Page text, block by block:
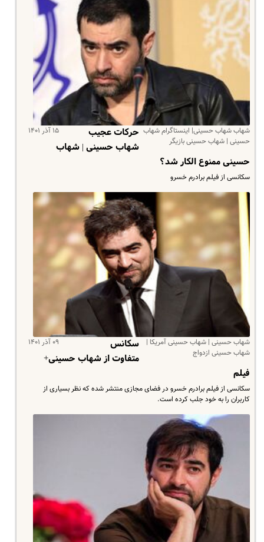
شهاب شهاب حسینی| اینستاگرام شهاب
حسینی | شهاب حسینی بازیگر
۱۵ آذر ۱۴۰۱
حرکات عجیب
شهاب حسینی | شهاب
حسینی ممنوع الکار شد؟
سکانسی از فیلم برادرم خسرو
شهاب حسینی | شهاب حسینی آمریکا |
شهاب حسینی ازدواج
۰۹ آذر ۱۴۰۱
سکانس
متفاوت از شهاب حسینی+
فیلم
سکانسی از فیلم برادرم خسرو در فضای مجازی منتشر شده که نظر بسیاری از
کاربران را به خود جلب کرده است.